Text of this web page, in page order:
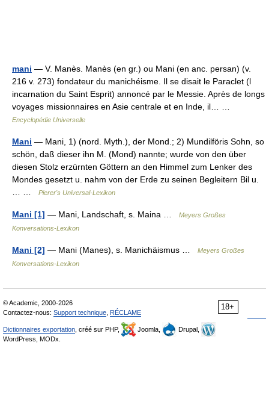
mani — V. Manès. Manès (en gr.) ou Mani (en anc. persan) (v.
216 v. 273) fondateur du manichéisme. Il se disait le Paraclet (l
incarnation du Saint Esprit) annoncé par le Messie. Après de longs
voyages missionnaires en Asie centrale et en Inde, il… …
Encyclopédie Universelle
Mani — Mani, 1) (nord. Myth.), der Mond.; 2) Mundilföris Sohn, so
schön, daß dieser ihn M. (Mond) nannte; wurde von den über
diesen Stolz erzürnten Göttern an den Himmel zum Lenker des
Mondes gesetzt u. nahm von der Erde zu seinen Begleitern Bil u.
Pierer's Universal-Lexikon
Mani [1] — Mani, Landschaft, s. Maina …
Meyers Großes
Konversations-Lexikon
Mani [2] — Mani (Manes), s. Manichäismus …
Meyers Großes
Konversations-Lexikon
18+
© Academic, 2000-2026
Contactez-nous: Support technique RÉCLAME
Dictionnaires exportation , créé sur PHP, Joomla,
Drupal,
WordPress, MODx.